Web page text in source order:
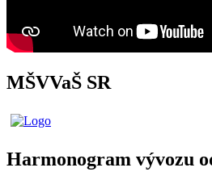
MŠVVaŠ SR
Harmonogram vývozu